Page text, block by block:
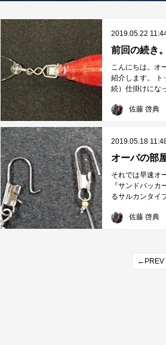
2019.05.22
前回の続き
こんにちは。オ
紹介します。 ト
続）仕掛けにな
佐藤 啓典
2019.05.18
オーパの部
それでは早速オ
『サンドバッ
るサルカンタイ
佐藤 啓典
←PREV